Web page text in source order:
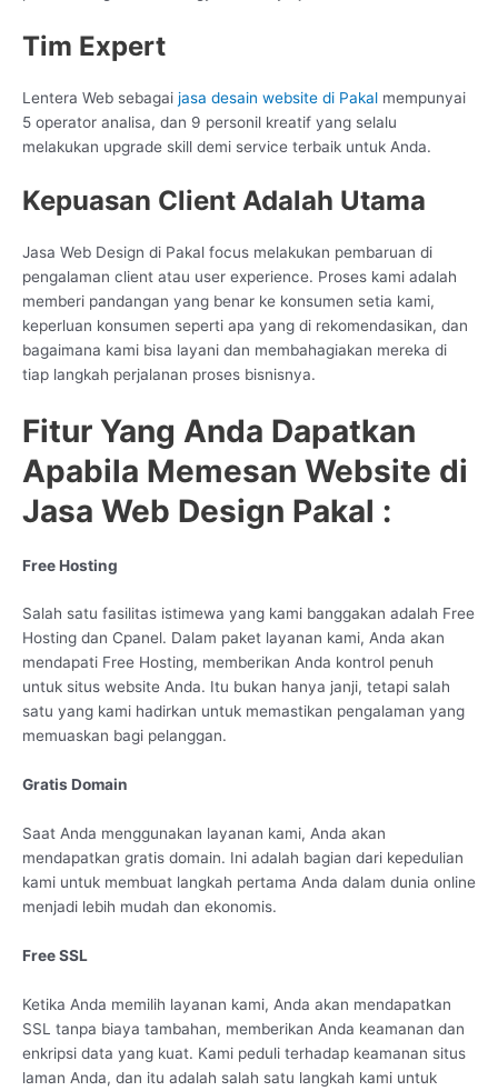
Tim Expert
Lentera Web sebagai jasa desain website di Pakal mempunyai
5 operator analisa, dan 9 personil kreatif yang selalu
melakukan upgrade skill demi service terbaik untuk Anda.
Kepuasan Client Adalah Utama
Jasa Web Design di Pakal focus melakukan pembaruan di
pengalaman client atau user experience. Proses kami adalah
memberi pandangan yang benar ke konsumen setia kami,
keperluan konsumen seperti apa yang di rekomendasikan, dan
bagaimana kami bisa layani dan membahagiakan mereka di
tiap langkah perjalanan proses bisnisnya.
Fitur Yang Anda Dapatkan
Apabila Memesan Website di
Jasa Web Design Pakal :
Free Hosting
Salah satu fasilitas istimewa yang kami banggakan adalah Free
Hosting dan Cpanel. Dalam paket layanan kami, Anda akan
mendapati Free Hosting, memberikan Anda kontrol penuh
untuk situs website Anda. Itu bukan hanya janji, tetapi salah
satu yang kami hadirkan untuk memastikan pengalaman yang
memuaskan bagi pelanggan.
Gratis Domain
Saat Anda menggunakan layanan kami, Anda akan
mendapatkan gratis domain. Ini adalah bagian dari kepedulian
kami untuk membuat langkah pertama Anda dalam dunia online
menjadi lebih mudah dan ekonomis.
Free SSL
Ketika Anda memilih layanan kami, Anda akan mendapatkan
SSL tanpa biaya tambahan, memberikan Anda keamanan dan
enkripsi data yang kuat. Kami peduli terhadap keamanan situs
laman Anda, dan itu adalah salah satu langkah kami untuk